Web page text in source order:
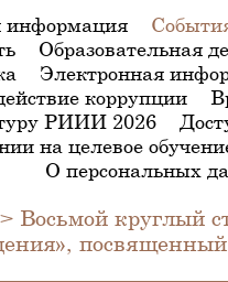
Образовательная
Электронная
коррупции
РИИИ 2026
на целевое
О персональных
> Восьмой круглый